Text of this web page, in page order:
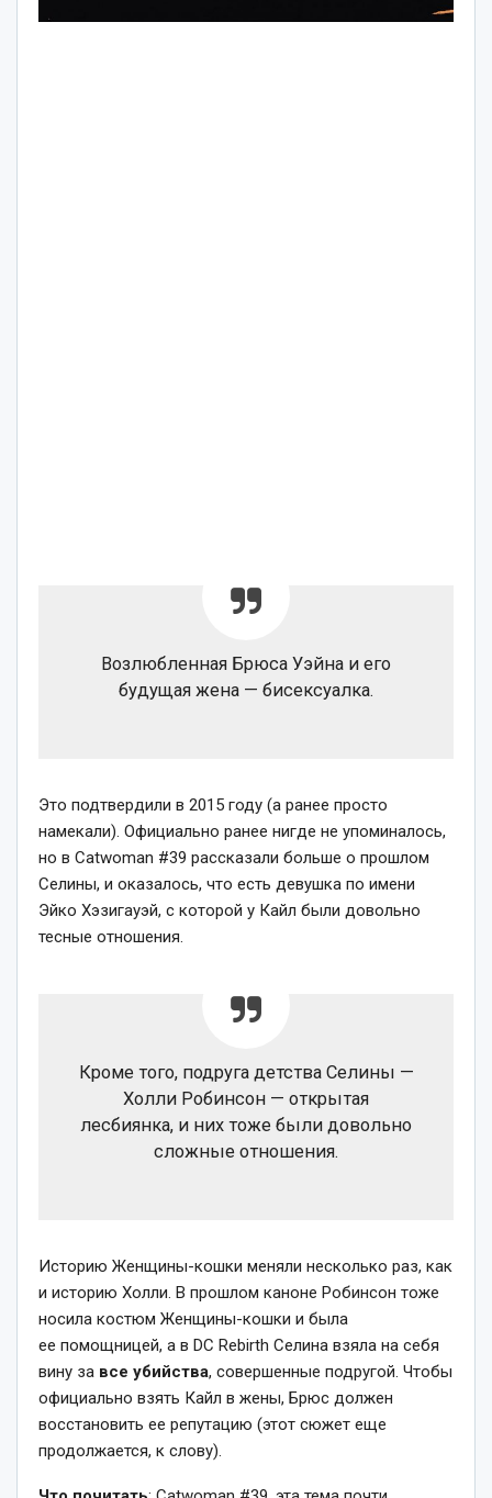
Возлюбленная Брюса Уэйна и его
будущая жена — бисексуалка.
Это подтвердили в 2015 году (а ранее просто
намекали). Официально ранее нигде не упоминалось,
но в Catwoman #39 рассказали больше о прошлом
Селины, и оказалось, что есть девушка по имени
Эйко Хэзигауэй, с которой у Кайл были довольно
тесные отношения.
Кроме того, подруга детства Селины —
Холли Робинсон — открытая
лесбиянка, и них тоже были довольно
сложные отношения.
Историю Женщины-кошки меняли несколько раз, как
и историю Холли. В прошлом каноне Робинсон тоже
носила костюм Женщины-кошки и была
ее помощницей, а в DC Rebirth Селина взяла на себя
вину за все убийства, совершенные подругой. Чтобы
официально взять Кайл в жены, Брюс должен
восстановить ее репутацию (этот сюжет еще
продолжается, к слову).